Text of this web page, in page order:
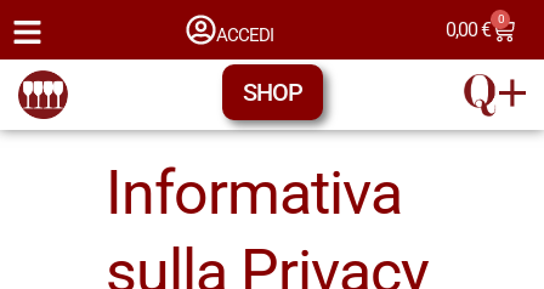
ACCEDI 0,00€ 0
SHOP
Informativa
sulla Privacy